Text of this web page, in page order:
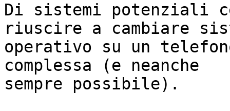
Di sistemi potenziali
riuscire a cambiare
operativo su un
complessa (e neanche
sempre possibile).